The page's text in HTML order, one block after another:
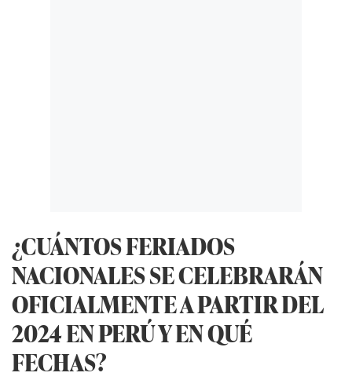
¿CUÁNTOS FERIADOS
NACIONALES SE CELEBRARÁN
OFICIALMENTE A PARTIR DEL
2024 EN PERÚ Y EN QUÉ
FECHAS?